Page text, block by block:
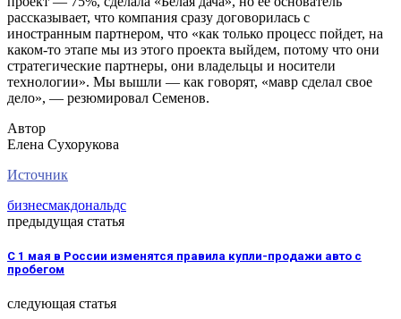
рассказывает, что компания сразу договорилась с
иностранным партнером, что «как только процесс пойдет, на
каком-то этапе мы из этого проекта выйдем, потому что они
стратегические партнеры, они владельцы и носители
технологии». Мы вышли — как говорят, «мавр сделал свое
дело», — резюмировал Семенов.
Автор
Елена Сухорукова
Источник
бизнесмакдональдс
предыдущая статья
С 1 мая в России изменятся правила купли-продажи авто с
пробегом
следующая статья